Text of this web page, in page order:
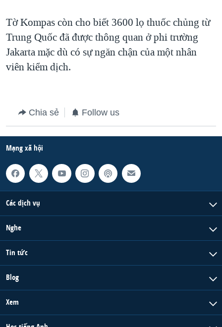
Tờ Kompas còn cho biết 3600 lọ thuốc chủng từ
Trung Quốc đã được thông quan ở phi trường
Jakarta mặc dù có sự ngăn chận của một nhân
viên kiểm dịch.
Chia sẻ Follow us
Mạng xã hội
Các dịch vụ
Nghe
Tin tức
Blog
Xem